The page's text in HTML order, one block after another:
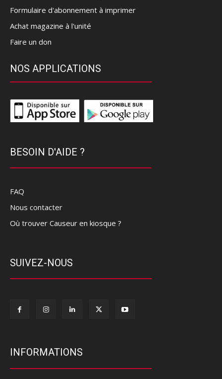
Formulaire d'abonnement à imprimer
Achat magazine à l'unité
Faire un don
NOS APPLICATIONS
BESOIN D'AIDE ?
FAQ
Nous contacter
Où trouver Causeur en kiosque ?
SUIVEZ-NOUS
INFORMATIONS